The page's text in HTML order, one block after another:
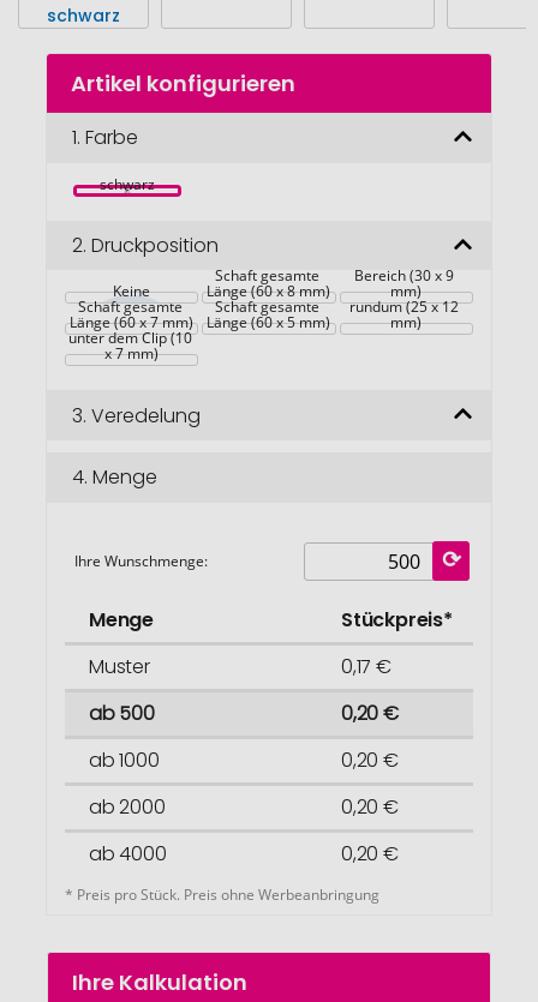
Zum
Anfang
Bildgalerie
Artikel konfigurieren
1. Farbe
schwarz
2. Druckposition
Keine
Schaft gesamte
Länge (60 x 8 mm)
Bereich (30 x 9
mm)
Schaft gesamte
Länge (60 x 7 mm)
Schaft gesamte
Länge (60 x 5 mm)
rundum (25 x 12
mm)
unter dem Clip (10
x 7 mm)
3. Veredelung
4. Menge
Ihre Wunschmenge:
Menge
Stückpreis*
Muster
0,17 €
ab 500
0,20 €
ab 1000
0,20 €
ab 2000
0,20 €
ab 4000
0,20 €
* Preis pro Stück. Preis ohne Werbeanbringung
Ihre Kalkulation